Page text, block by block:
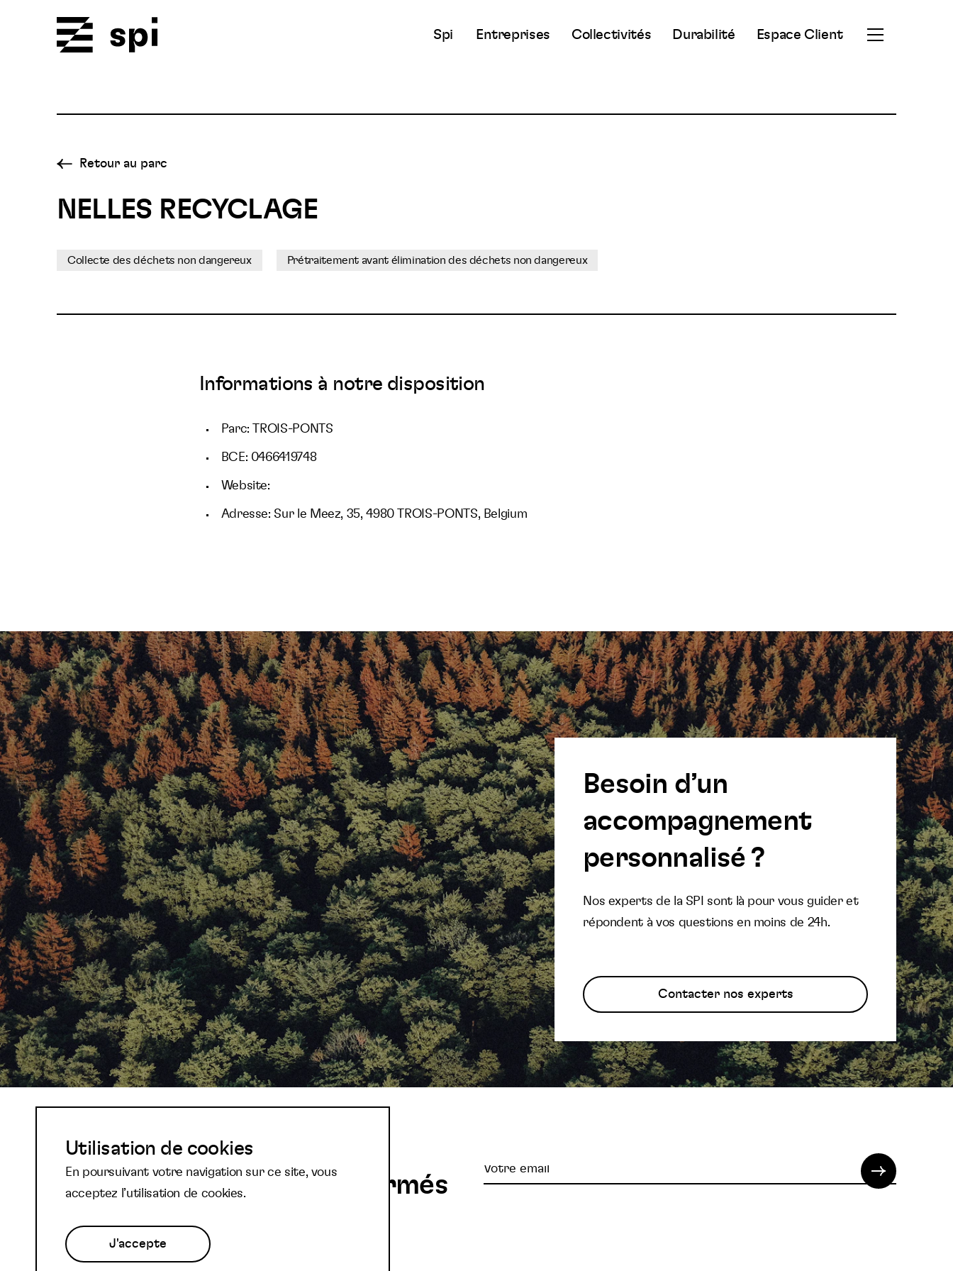
Spi Entreprises Collectivités Durabilité Espace Client
Ouvrir
Retour au parc
NELLES RECYCLAGE
Collecte des déchets non dangereux Prétraitement avant élimination des déchets non dangereux
Informations à notre disposition
Parc: TROIS-PONTS
BCE: 0466419748
Website:
Adresse: Sur le Meez, 35, 4980 TROIS-PONTS, Belgium
Besoin d’un
accompagnement
personnalisé ?
Nos experts de la SPI sont là pour vous guider et
répondent à vos questions en moins de 24h.
Contacter nos experts
Abonnez-vous à notre
newsletter et restez informés
Votre
Utilisation de cookies
En poursuivant votre navigation sur ce site, vous
acceptez l’utilisation de cookies.
J'accepte